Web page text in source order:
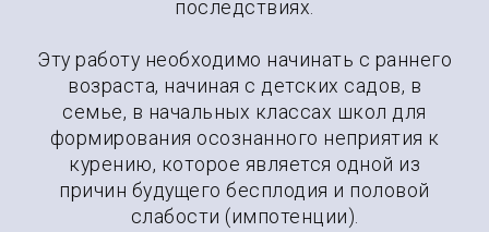
последствиях.
Эту работу необходимо начинать с раннего
возраста, начиная с детских садов, в
семье, в начальных классах школ для
формирования осознанного неприятия к
курению, которое является одной из
причин будущего бесплодия и половой
слабости (импотенции).